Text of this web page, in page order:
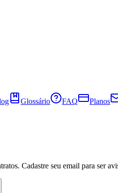
Glossário FAQ Planos
Cadastre seu email para ser